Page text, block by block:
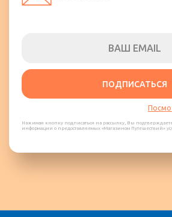
ПОДПИСАТЬСЯ
Нажимая кнопку подписаться на рассылку, Вы
информации о предоставляемых «Магазином Путешествий»